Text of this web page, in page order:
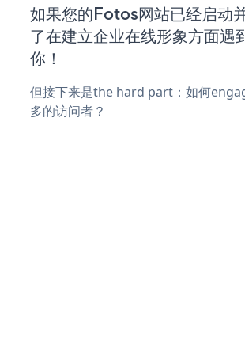
如果您的Fotos网站已经启动
了在建立企业在线形象方面遇
你！
但接下来是the hard part：如何
多的访问者？